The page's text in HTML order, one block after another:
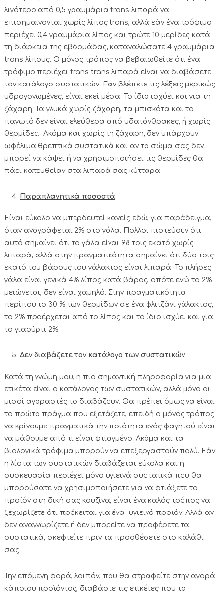
λιγότερο από 0,5 γραμμάρια trans λιπαρά να
επισημαίνονται χωρίς λίπος trans, αλλά εάν ένα τρόφιμο
περιέχει 0,4 γραμμάρια λίπος και τρώτε 10 μερίδες κατά
τη διάρκεια της εβδομάδας, καταναλώσατε 4 γραμμάρια
trans λίπους. Ο μόνος τρόπος να βεβαιωθείτε ότι ένα
τρόφιμο περιέχει trans trans λιπαρά είναι να διαβάσετε
τον κατάλογο συστατικών. Εάν βλέπετε τις λέξεις μερικώς
υδρογονωμένες, είναι εκεί μέσα. Το ίδιο ισχύει και για τη
ζάχαρη. Τα γλυκά χωρίς ζάχαρη, τα μπισκότα και το
παγωτό δεν είναι ελεύθερα από υδατάνθρακες, ή χωρίς
θερμίδες. Ακόμα και χωρίς τη ζάχαρη, δεν υπάρχουν
ωφέλιμα θρεπτικά συστατικά και αν το σώμα σας δεν
μπορεί να κάψει ή να χρησιμοποιήσει τις θερμίδες θα
πάει κατευθείαν στα λιπαρά σας κύτταρα.
Παραπλανητικά ποσοστά
Είναι εύκολο να μπερδευτεί κανείς εδώ, για παράδειγμα,
όταν αναγράφεται 2% στο γάλα. Πολλοί πιστεύουν ότι
αυτό σημαίνει ότι το γάλα είναι 98 τοις εκατό χωρίς
λιπαρά, αλλά στην πραγματικότητα σημαίνει ότι δύο τοις
εκατό του βάρους του γάλακτος είναι λιπαρά. Το πλήρες
γάλα είναι γενικά 4% λίπος κατά βάρος, οπότε ενώ το 2%
μειώνεται, δεν είναι χαμηλό. Στην πραγματικότητα
περίπου το 30 % των θερμίδων σε ένα φλιτζάνι γάλακτος,
το 2% προέρχεται από το λίπος και το ίδιο ισχύει και για
το γιαούρτι 2%.
Δεν διαβάζετε τον κατάλογο των συστατικών
Κατά τη γνώμη μου, η πιο σημαντική πληροφορία για μια
ετικέτα είναι ο κατάλογος των συστατικών, αλλά μόνο οι
μισοί αγοραστές το διαβάζουν. Θα πρέπει όμως να είναι
το πρώτο πράγμα που εξετάζετε, επειδή ο μόνος τρόπος
να κρίνουμε πραγματικά την ποιότητα ενός φαγητού είναι
να μάθουμε από τι είναι φτιαγμένο. Ακόμα και τα
βιολογικά τρόφιμα μπορούν να επεξεργαστούν πολύ. Εάν
η λίστα των συστατικών διαβάζεται εύκολα και η
συσκευασία περιέχει μόνο υγιεινά συστατικά που θα
μπορούσατε να χρησιμοποιήσετε για να φτιάξετε το
προϊόν στη δική σας κουζίνα, είναι ένα καλός τρόπος να
ξεχωρίζετε ότι πρόκειται για ένα υγιεινό προϊόν. Αλλά αν
δεν αναγνωρίζετε ή δεν μπορείτε να προφέρετε τα
συστατικά, σκεφτείτε πριν τα προσθέσετε στο καλάθι
σας.
Την επόμενη φορά, λοιπόν, που θα στραφείτε στην αγορά
κάποιου προϊόντος, διαβάστε τις ετικέτες που το